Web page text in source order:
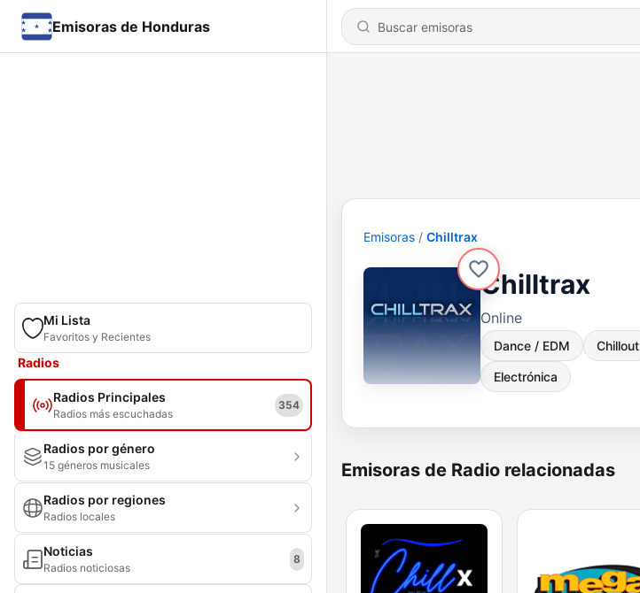
Emisoras de Honduras
Mi Lista
Favoritos y Recientes
Radios
Radios Principales
Radios más escuchadas
354
Radios por género
15 géneros musicales
Radios por regiones
Radios locales
Noticias
Radios noticiosas
8
Emisoras Chilltrax
Chilltrax
Online
Dance / EDM Chillout
Electrónica
Emisoras de Radio relacionadas